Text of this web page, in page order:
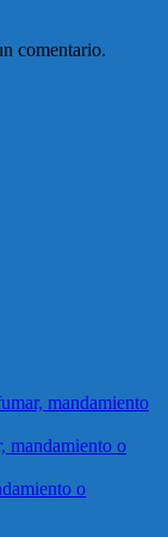
comentario.
mandamiento
mandamiento o
o